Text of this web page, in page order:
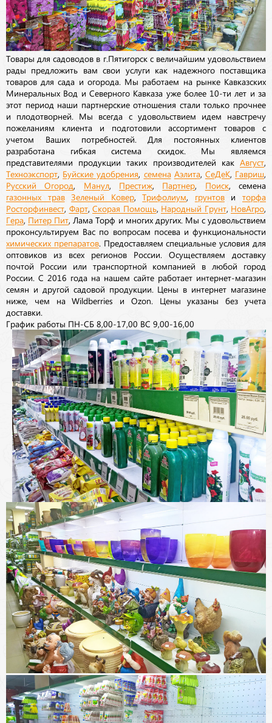
Товары для садоводов в г.Пятигорск с величайшим удовольствием
рады предложить вам свои услуги как надежного поставщика
товаров для сада и огорода. Мы работаем на рынке Кавказских
Минеральных Вод и Северного Кавказа уже более 10-ти лет и за
этот период наши партнерские отношения стали только прочнее
и плодотворней. Мы всегда с удовольствием идем навстречу
пожеланиям клиента и подготовили ассортимент товаров с
учетом Ваших потребностей. Для постоянных клиентов
разработана гибкая система скидок. Мы являемся
представителями продукции таких производителей как Август
Техноэкспорт Буйские удобрения семена Аэлита, СеДеК Гавриш
Русский Огород Манул, Престиж Партнер Поиск, семена
газонных трав Зеленый Ковер,Трифолиум грунтовиторфа
Росторфинвест Фарт, Скорая Помощь Народный Грунт, НовАгро
Гера Питер Пит , Лама Торф и многих других. Мы с удовольствием
проконсультируем Вас по вопросам посева и функциональности
химических препаратов. Предоставляем специальные условия для
оптовиков из всех регионов России. Осуществляем доставку
почтой России или транспортной компанией в любой город
России. С 2016 года на нашем сайте работает интернет-магазин
семян и другой садовой продукции. Цены в интернет магазине
ниже, чем на Wildberries и Ozon. Цены указаны без учета
доставки.
График работы ПН-СБ 8,00-17,00 ВС 9,00-16,00